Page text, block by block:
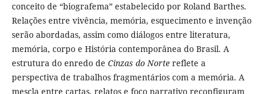
conceito de “biografema” estabelecido por Roland Barthes.
Relações entre vivência, memória, esquecimento e invenção
serão abordadas, assim como diálogos entre literatura,
memória, corpo e História contemporânea do Brasil. A
estrutura do enredo de Cinzas do Nortereflete a
perspectiva de trabalhos fragmentários com a memória. A
mescla entre cartas, relatos e foco narrativo reconfiguram